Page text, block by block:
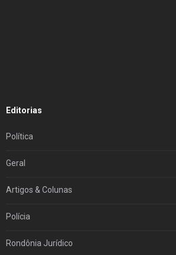
Editorias
Política
Geral
Artigos & Colunas
Polícia
Rondônia Jurídico